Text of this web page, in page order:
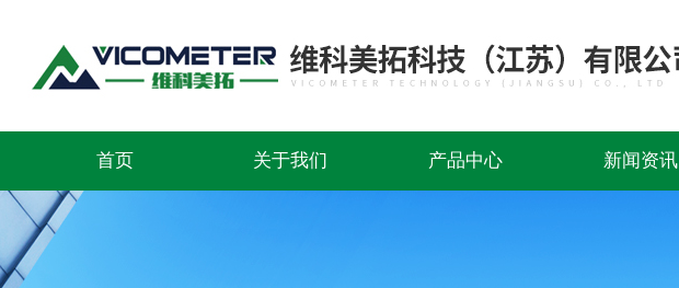
首页 关于我们 产品中心 新闻资讯